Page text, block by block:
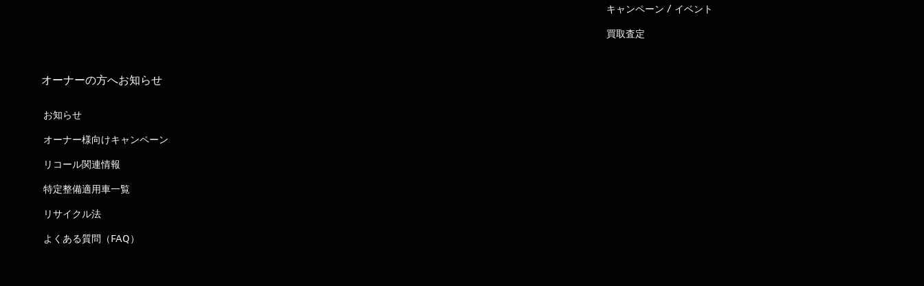
キャンペーン / イベント
買取査定
オーナーの方へお知らせ
お知らせ
オーナー様向けキャンペーン
リコール関連情報
特定整備適用車一覧
リサイクル法
よくある質問（FAQ）